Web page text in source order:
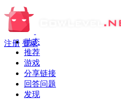
注册 登录
动态
推荐
游戏
分享链接
回答问题
发现